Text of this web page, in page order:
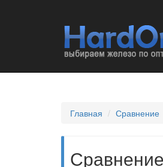
Главная Сравнение